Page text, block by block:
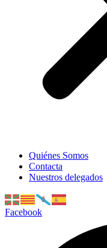
Quiénes Somos
Contacta
Nuestros delegados
Facebook